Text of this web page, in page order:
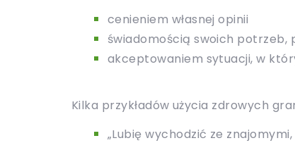
cenieniem własnej opinii
świadomością swoich
akceptowaniem sytuacji, w
Kilka przykładów użycia zdrowych
„Lubię wychodzić ze